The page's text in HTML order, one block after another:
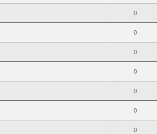
0
0
0
0
0
0
0